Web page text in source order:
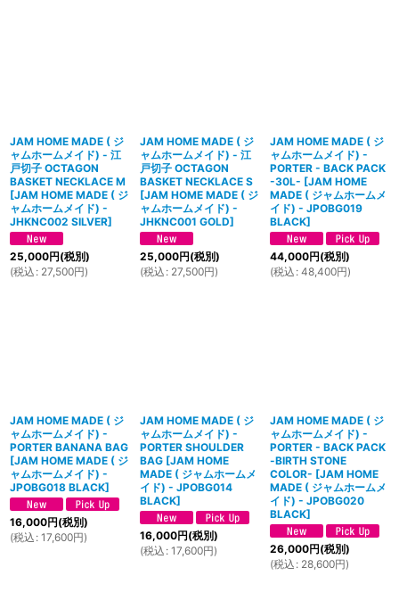
JAM HOME MADE ( ジ
ャムホームメイド) - 江
戸切子 OCTAGON
BASKET NECKLACE M
[JAM HOME MADE ( ジ
ャムホームメイド) -
JHKNC002 SILVER]
25,000円(税別)
(税込 : 27,500円)
JAM HOME MADE ( ジ
ャムホームメイド) - 江
戸切子 OCTAGON
BASKET NECKLACE S
[JAM HOME MADE ( ジ
ャムホームメイド) -
JHKNC001 GOLD]
25,000円(税別)
(税込 : 27,500円)
JAM HOME MADE ( ジ
ャムホームメイド) -
PORTER - BACK PACK
-30L- [JAM HOME
MADE ( ジャムホームメ
イド) - JPOBG019
BLACK]
44,000円(税別)
(税込 : 48,400円)
JAM HOME MADE ( ジ
ャムホームメイド) -
PORTER BANANA BAG
[JAM HOME MADE ( ジ
ャムホームメイド) -
JPOBG018 BLACK]
16,000円(税別)
(税込 : 17,600円)
JAM HOME MADE ( ジ
ャムホームメイド) -
PORTER SHOULDER
BAG [JAM HOME
MADE ( ジャムホームメ
イド) - JPOBG014
BLACK]
16,000円(税別)
(税込 : 17,600円)
JAM HOME MADE ( ジ
ャムホームメイド) -
PORTER - BACK PACK
-BIRTH STONE
COLOR- [JAM HOME
MADE ( ジャムホームメ
イド) - JPOBG020
BLACK]
26,000円(税別)
(税込 : 28,600円)